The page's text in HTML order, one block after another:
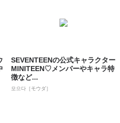
SEVENTEENの公式キャラクター
MINITEEN♡メンバーやキャラ特
徴など...
모으다［モウダ］